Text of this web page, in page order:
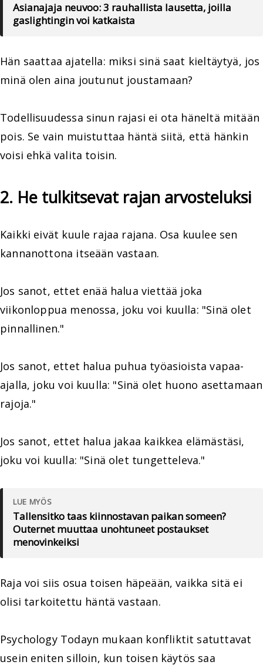
Asianajaja neuvoo: 3 rauhallista lausetta, joilla
gaslightingin voi katkaista
Hän saattaa ajatella: miksi sinä saat kieltäytyä, jos
minä olen aina joutunut joustamaan?
Todellisuudessa sinun rajasi ei ota häneltä mitään
pois. Se vain muistuttaa häntä siitä, että hänkin
voisi ehkä valita toisin.
2. He tulkitsevat rajan arvosteluksi
Kaikki eivät kuule rajaa rajana. Osa kuulee sen
kannanottona itseään vastaan.
Jos sanot, ettet enää halua viettää joka
viikonloppua menossa, joku voi kuulla: "Sinä olet
pinnallinen."
Jos sanot, ettet halua puhua työasioista vapaa-
ajalla, joku voi kuulla: "Sinä olet huono asettamaan
rajoja."
Jos sanot, ettet halua jakaa kaikkea elämästäsi,
joku voi kuulla: "Sinä olet tungetteleva."
LUE MYÖS
Tallensitko taas kiinnostavan paikan someen?
Outernet muuttaa unohtuneet postaukset
menovinkeiksi
Raja voi siis osua toisen häpeään, vaikka sitä ei
olisi tarkoitettu häntä vastaan.
Psychology Todayn mukaan konfliktit satuttavat
usein eniten silloin, kun toisen käytös saa